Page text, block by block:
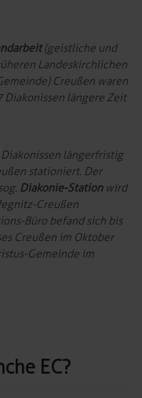
(geistliche und
Landeskirchlichen
Creußen waren
Diakonissen längere Zeit
längerfristig
stationiert. Der
Diakonie-Stationwird
Creußen
Büro befand sich bis
Creußen im Oktober
Gemeinde im
EC?